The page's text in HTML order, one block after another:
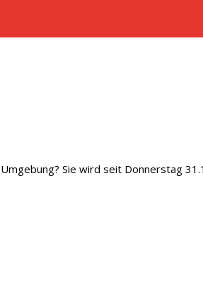
Sie wird seit Donnerstag